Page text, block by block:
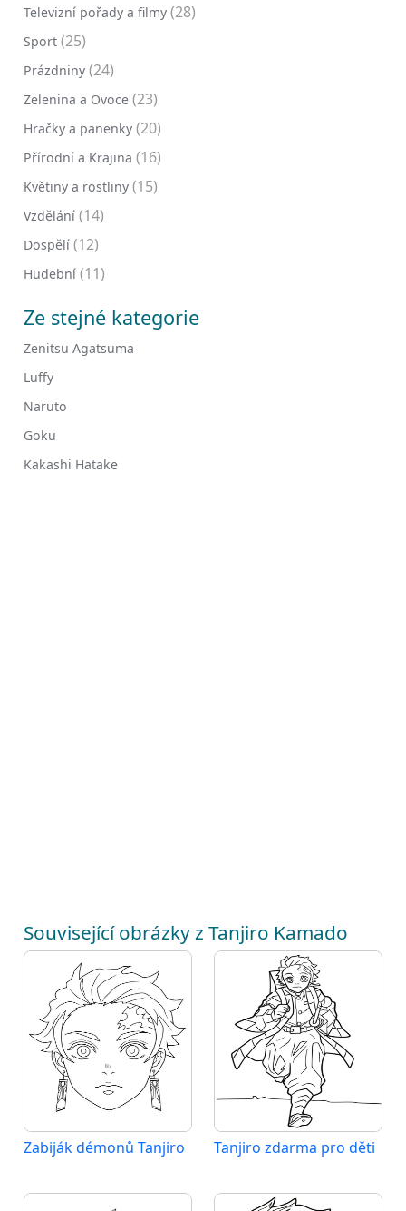
Televizní pořady a filmy (28)
Sport (25)
Prázdniny (24)
Zelenina a Ovoce (23)
Hračky a panenky (20)
Přírodní a Krajina (16)
Květiny a rostliny (15)
Vzdělání (14)
Dospělí (12)
Hudební (11)
Ze stejné kategorie
Zenitsu Agatsuma
Luffy
Naruto
Goku
Kakashi Hatake
Související obrázky z Tanjiro Kamado
Zabiják démonů Tanjiro Tanjiro zdarma pro děti